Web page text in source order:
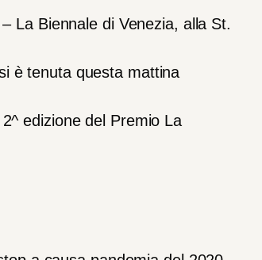
– La Biennale di Venezia, alla St.
è tenuta questa mattina
2^ edizione del Premio La